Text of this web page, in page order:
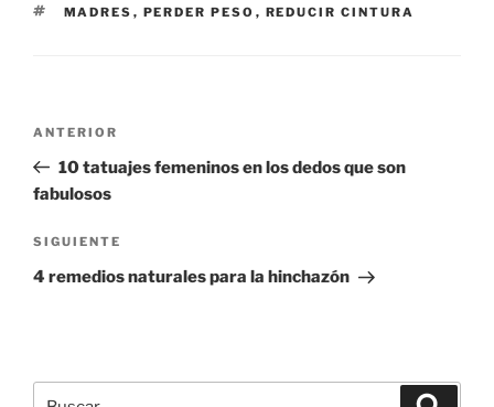
ETIQUETAS
MADRES , PERDER PESO , REDUCIR CINTURA
entradas
Entrada
anterior:
ANTERIOR
10 tatuajes femeninos en los dedos que son
fabulosos
Siguiente
entrada
SIGUIENTE
4 remedios naturales para la hinchazón